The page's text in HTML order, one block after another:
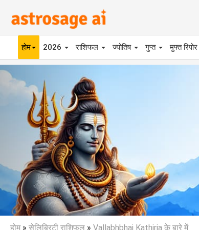
होम 2026 राशिफल ज्योतिष गुप्त मुफ्त रिपोर
Previous
होम» सेलिब्रिटी राशिफल » Vallabhbhai Kathiria के बारे में